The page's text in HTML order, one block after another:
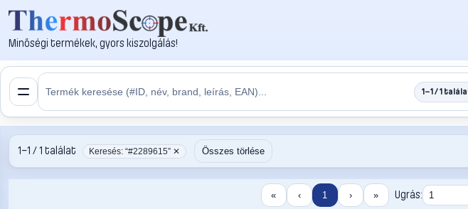
Minőségi termékek, gyors kiszolgálás!
1–1 / 1
1–1 / 1 találat Keresés: “#2289615” ✕ Összes törlése
« ‹ 1 › » Ugrás: